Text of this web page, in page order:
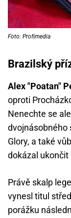
Foto: Profimedia
Brazilský
Alex "Poatan"
oproti
Nenechte se
dvojnásobného
Glory, a také
dokázal ukončit
Právě skalp
vynesl titul
porážku